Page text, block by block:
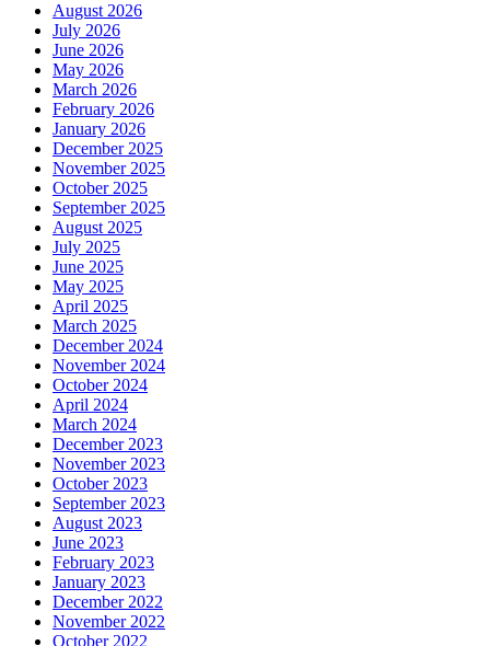
August 2026
July 2026
June 2026
May 2026
March 2026
February 2026
January 2026
December 2025
November 2025
October 2025
September 2025
August 2025
July 2025
June 2025
May 2025
April 2025
March 2025
December 2024
November 2024
October 2024
April 2024
March 2024
December 2023
November 2023
October 2023
September 2023
August 2023
June 2023
February 2023
January 2023
December 2022
November 2022
October 2022